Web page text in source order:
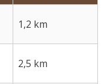
1,2 km
2,5 km